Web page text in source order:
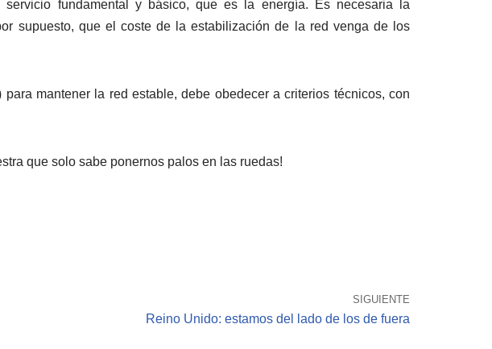
fundamental y básico, que es la energía. Es necesaria la
supuesto, que el coste de la estabilización de la red venga de los
mantener la red estable, debe obedecer a criterios técnicos, con
que solo sabe ponernos palos en las ruedas!
SIGUIENTE
Reino Unido: estamos del lado de los de fuera